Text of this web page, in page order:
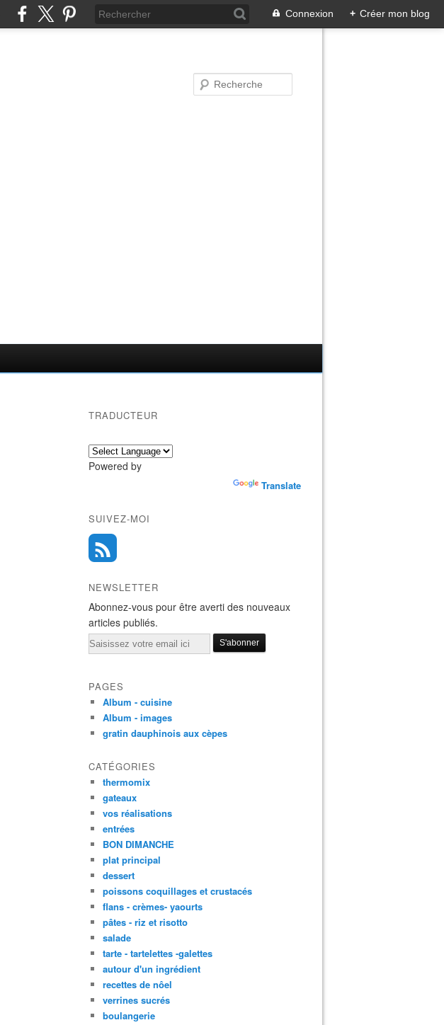
Connexion + Créer mon blog
TRADUCTEUR
Powered by
Translate
SUIVEZ-MOI
NEWSLETTER
Abonnez-vous pour être averti des nouveaux
articles publiés.
Email
PAGES
Album - cuisine
Album - images
gratin dauphinois aux cèpes
CATÉGORIES
thermomix
gateaux
vos réalisations
entrées
BON DIMANCHE
plat principal
dessert
poissons coquillages et crustacés
flans - crèmes- yaourts
pâtes - riz et risotto
salade
tarte - tartelettes -galettes
autour d'un ingrédient
recettes de nôel
verrines sucrés
boulangerie